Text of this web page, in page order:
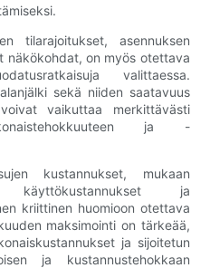
tilarajoitukset, asennuksen
näkökohdat, on myös otettava
valittaessa.
sekä niiden saatavuus
vaikuttaa merkittävästi
ja -
kustannukset, mukaan
käyttökustannukset ja
kriittinen huomioon otettava
maksimointi on tärkeää,
ja sijoitetun
ja kustannustehokkaan